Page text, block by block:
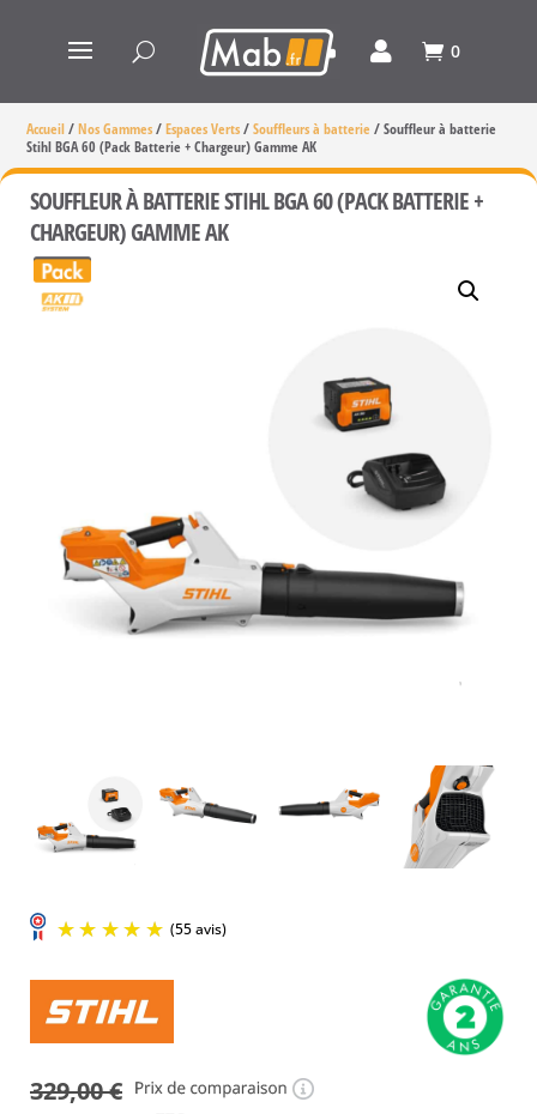
0
Accueil/Nos Gammes/Espaces Verts/Souffleurs à batterie /Souffleur à batterie
Stihl BGA 60 (Pack Batterie + Chargeur) Gamme AK
SOUFFLEUR À BATTERIE STIHL BGA 60 (PACK BATTERIE +
CHARGEUR) GAMME AK
(55 avis)
329,00€